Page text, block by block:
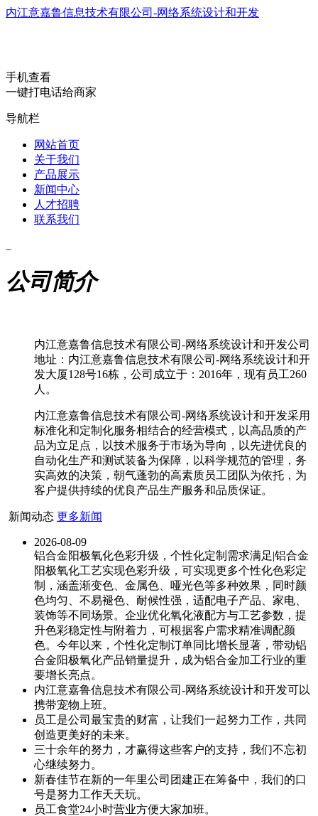
内江意嘉鲁信息技术有限公司-网络系统设计和开发
手机查看
一键打电话给商家
导航栏
网站首页
关于我们
产品展示
新闻中心
人才招聘
联系我们
公司简介
内江意嘉鲁信息技术有限公司-网络系统设计和开发公司
地址：内江意嘉鲁信息技术有限公司-网络系统设计和开
发大厦128号16栋，公司成立于：2016年，现有员工260
人。
内江意嘉鲁信息技术有限公司-网络系统设计和开发采用
标准化和定制化服务相结合的经营模式，以高品质的产
品为立足点，以技术服务于市场为导向，以先进优良的
自动化生产和测试装备为保障，以科学规范的管理，务
实高效的决策，朝气蓬勃的高素质员工团队为依托，为
客户提供持续的优良产品生产服务和品质保证。
新闻动态 更多新闻
2026-08-09
铝合金阳极氧化色彩升级，个性化定制需求满足|铝合金
阳极氧化工艺实现色彩升级，可实现更多个性化色彩定
制，涵盖渐变色、金属色、哑光色等多种效果，同时颜
色均匀、不易褪色、耐候性强，适配电子产品、家电、
装饰等不同场景。企业优化氧化液配方与工艺参数，提
升色彩稳定性与附着力，可根据客户需求精准调配颜
色。今年以来，个性化定制订单同比增长显著，带动铝
合金阳极氧化产品销量提升，成为铝合金加工行业的重
要增长亮点。
内江意嘉鲁信息技术有限公司-网络系统设计和开发可以
携带宠物上班。
员工是公司最宝贵的财富，让我们一起努力工作，共同
创造更美好的未来。
三十余年的努力，才赢得这些客户的支持，我们不忘初
心继续努力。
新春佳节在新的一年里公司团建正在筹备中，我们的口
号是努力工作天天玩。
员工食堂24小时营业方便大家加班。